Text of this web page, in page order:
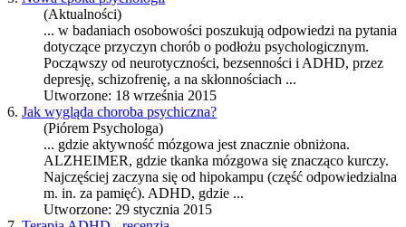
(Aktualności)
... w badaniach osobowości poszukują odpowiedzi na pytania
dotyczące przyczyn chorób o podłożu psychologicznym.
Począwszy od neurotyczności, bezsenności i ADHD, przez
depresję, schizofrenię, a na skłonnościach ...
Utworzone: 18 września 2015
6. Jak wygląda choroba psychiczna?
(Piórem Psychologa)
... gdzie aktywność mózgowa jest znacznie obniżona.
ALZHEIMER, gdzie tkanka mózgowa się znacząco kurczy.
Najczęściej zaczyna się od hipokampu (część odpowiedzialna
m. in. za pamięć). ADHD, gdzie ...
Utworzone: 29 stycznia 2015